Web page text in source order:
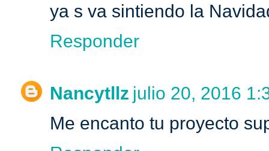
ya s va sintiendo la
Responder
Nancytllz julio 20, 2016
Me encanto tu proyecto